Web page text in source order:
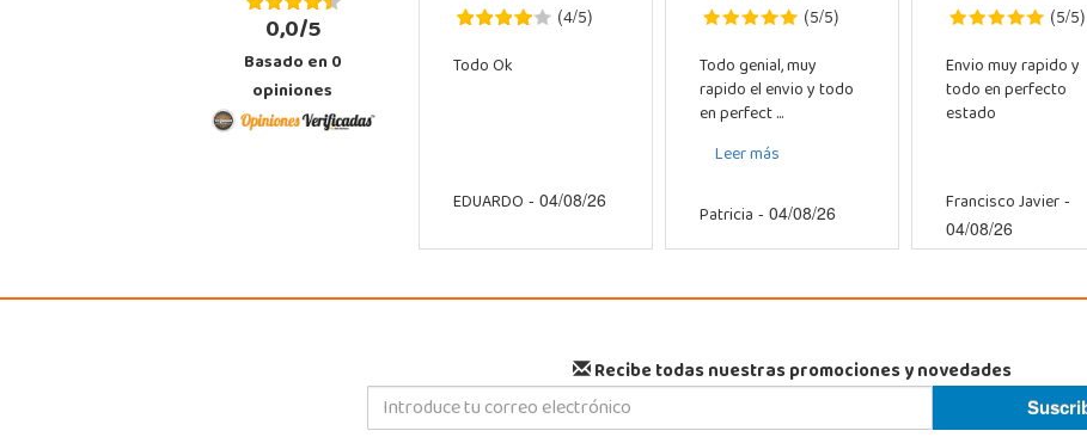
0,0/5
Basado en0
opiniones
(4/5)
Todo Ok
EDUARDO - 04/08/26
(5/5)
Todo genial, muy
rapido el envio y todo
en perfect ...
Leer más
Patricia - 04/08/26
(5/5)
Envio muy rapido y
todo en perfecto
estado
Francisco Javier-
04/08/26
Recibe todas nuestras promociones y novedades